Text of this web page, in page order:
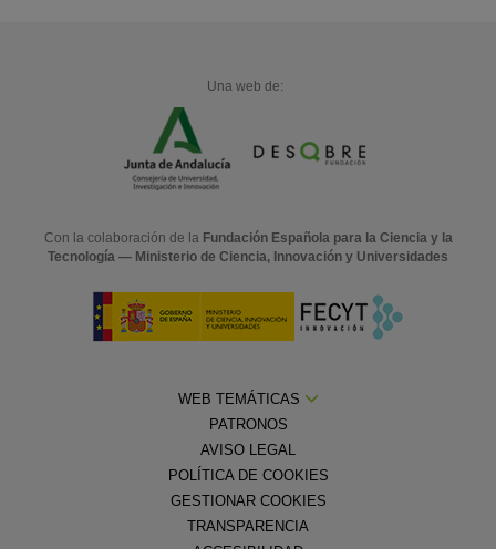
Una web de:
Con la colaboración de la Fundación Española para la Ciencia y la
Tecnología — Ministerio de Ciencia, Innovación y Universidades
WEB TEMÁTICAS
PATRONOS
AVISO LEGAL
POLÍTICA DE COOKIES
GESTIONAR COOKIES
TRANSPARENCIA